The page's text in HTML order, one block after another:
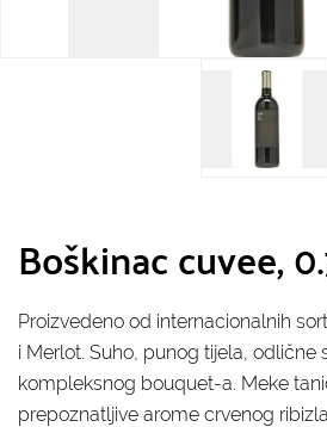
Boškinac cuvee,
Proizvedeno od internacionalnih
i Merlot. Suho, punog tijela, odlične
kompleksnog bouquet-a. Meke
prepoznatljive arome crvenog